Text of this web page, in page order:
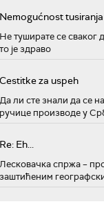
Nemogućnost tusiranja
Не туширате се сваког
то је здраво
Cestitke za uspeh
Да ли сте знали да се
ручице производе у
Re: Eh...
Лесковачка спржа –
заштићеним